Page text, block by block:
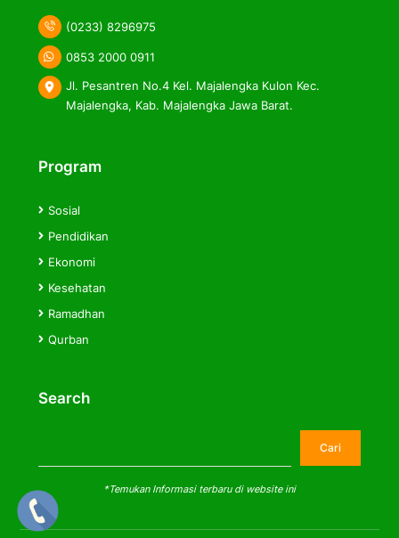
(0233) 8296975
0853 2000 0911
Jl. Pesantren No.4 Kel. Majalengka Kulon Kec.
Majalengka, Kab. Majalengka Jawa Barat.
Program
Sosial
Pendidikan
Ekonomi
Kesehatan
Ramadhan
Qurban
Search
Cari
*Temukan Informasi terbaru di website ini